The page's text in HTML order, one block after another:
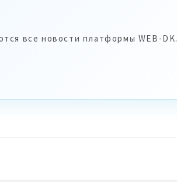
все новости платформы WEB-DK.